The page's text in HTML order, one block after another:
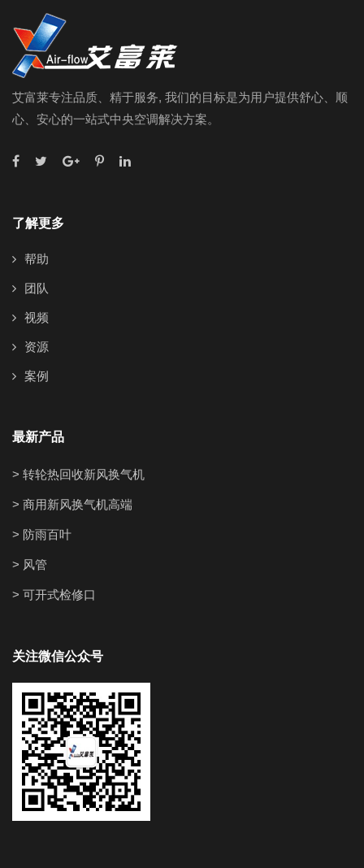
艾富莱专注品质、精于服务, 我们的目标是为用户提供舒心、顺
心、安心的一站式中央空调解决方案。
了解更多
帮助
团队
视频
资源
案例
最新产品
> 转轮热回收新风换气机
> 商用新风换气机高端
> 防雨百叶
> 风管
> 可开式检修口
关注微信公众号